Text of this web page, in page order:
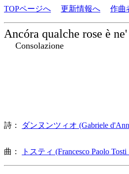
TOPページへ 更新情報へ 作曲
Ancóra qualche rose è
Consolazione
詩： ダンヌンツィオ (Gabriele
曲： トスティ (Francesco Paolo